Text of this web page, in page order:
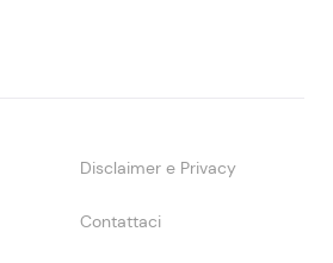
Disclaimer e Privacy
Contattaci